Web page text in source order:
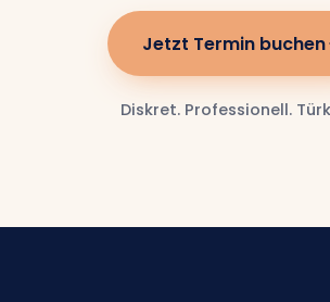
Jetzt Termin buchen
Diskret. Professionell.